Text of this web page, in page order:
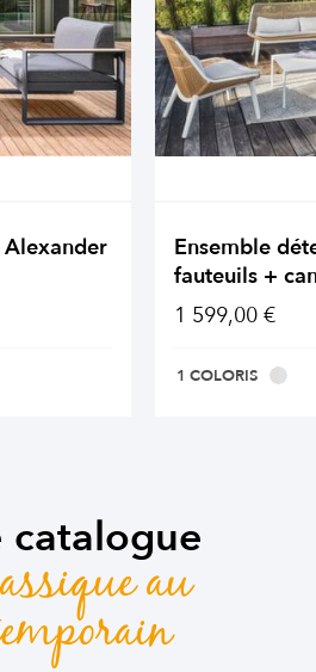
Alexander
Ensemble
fauteuils +
1 599,00 €
1 COLORIS
catalogue
au